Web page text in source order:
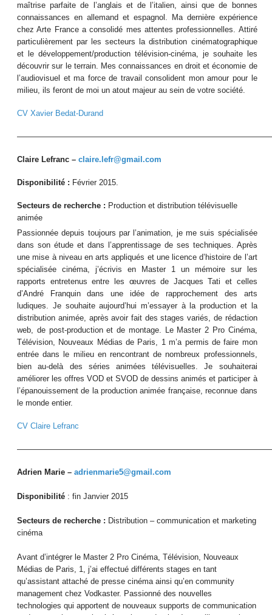
maîtrise parfaite de l’anglais et de l’italien, ainsi que de bonnes
connaissances en allemand et espagnol. Ma dernière expérience
chez Arte France a consolidé mes attentes professionnelles. Attiré
particulièrement par les secteurs la distribution cinématographique
et le développement/production télévision-cinéma, je souhaite les
découvrir sur le terrain. Mes connaissances en droit et économie de
l’audiovisuel et ma force de travail consolident mon amour pour le
milieu, ils feront de moi un atout majeur au sein de votre société.
CV Xavier Bedat-Durand
Claire Lefranc –claire.lefr@gmail.com
Disponibilité : Février 2015.
Secteurs de recherche : Production et distribution télévisuelle
animée
Passionnée depuis toujours par l’animation, je me suis spécialisée
dans son étude et dans l’apprentissage de ses techniques. Après
une mise à niveau en arts appliqués et une licence d’histoire de l’art
spécialisée cinéma, j’écrivis en Master 1 un mémoire sur les
rapports entretenus entre les œuvres de Jacques Tati et celles
d’André Franquin dans une idée de rapprochement des arts
ludiques. Je souhaite aujourd’hui m’essayer à la production et la
distribution animée, après avoir fait des stages variés, de rédaction
web, de post-production et de montage. Le Master 2 Pro Cinéma,
Télévision, Nouveaux Médias de Paris, 1 m’a permis de faire mon
entrée dans le milieu en rencontrant de nombreux professionnels,
bien au-delà des séries animées télévisuelles. Je souhaiterai
améliorer les offres VOD et SVOD de dessins animés et participer à
l’épanouissement de la production animée française, reconnue dans
le monde entier.
CVClaire Lefranc
Adrien Marie –adrienmarie5@gmail.com
Disponibilité : fin Janvier 2015
Secteurs de recherche : Distribution – communication et marketing
cinéma
Avant d’intégrer le Master 2 Pro Cinéma, Télévision, Nouveaux
Médias de Paris, 1, j’ai effectué différents stages en tant
qu’assistant attaché de presse cinéma ainsi qu’en community
management chez Vodkaster. Passionné des nouvelles
technologies qui apportent de nouveaux supports de communication